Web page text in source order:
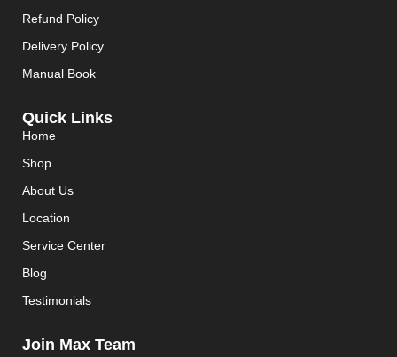
Refund Policy
Delivery Policy
Manual Book
Quick Links
Home
Shop
About Us
Location
Service Center
Blog
Testimonials
Join Max Team